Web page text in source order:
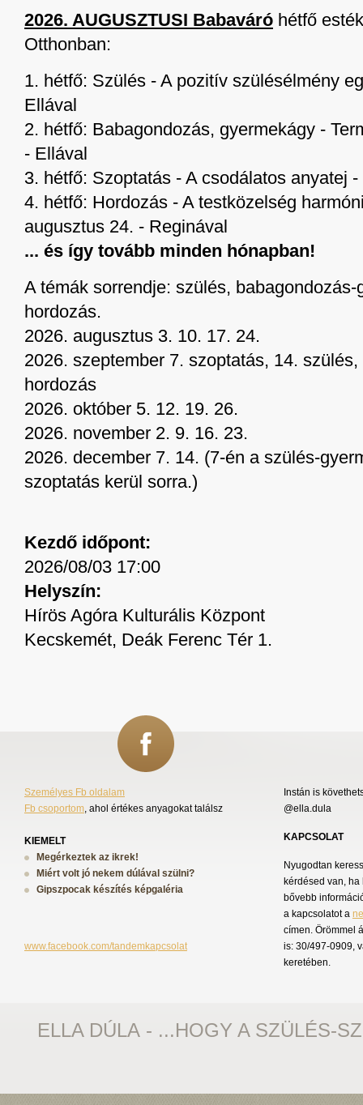
2026. AUGUSZTUSI Babaváró hétfő
Otthonban:
1. hétfő: Szülés - A pozitív szülésélmény
Ellával
2. hétfő: Babagondozás, gyermekágy -
- Ellával
3. hétfő: Szoptatás - A csodálatos anyatej
4. hétfő: Hordozás - A testközelség
augusztus 24. - Reginával
... és így tovább minden hónapban!
A témák sorrendje: szülés,
hordozás.
2026. augusztus 3. 10. 17. 24.
2026. szeptember 7. szoptatás, 14.
hordozás
2026. október 5. 12. 19. 26.
2026. november 2. 9. 16. 23.
2026. december 7. 14. (7-én a szülés-
szoptatás kerül sorra.)
Kezdő időpont:
2026/08/03 17:00
Helyszín:
Hírös Agóra Kulturális Központ
Kecskemét, Deák Ferenc Tér 1.
Személyes Fb oldalam
Fb csoportom, ahol értékes anyagokat találsz
KIEMELT
Megérkeztek az ikrek!
Miért volt jó nekem dúlával szülni?
Gipszpocak készítés képgaléria
www.facebook.com/tandemkapcsolat
Instán is
@ella.dula
KAPCSOLAT
Nyugodtan
kérdésed van,
bővebb
a kapcsolatot a
címen. Örömmel
is: 30/497-0909,
keretében.
ELLA DÚLA - ...HOGY A SZÜLÉS-